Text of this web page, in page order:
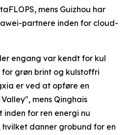
mens Guizhou har
partnere inden for cloud-
engang var kendt for kul
for grøn brint og kulstoffri
er ved at opføre en
mens Qinghais
for ren energi nu
hvilket danner grobund for en